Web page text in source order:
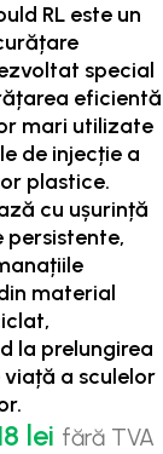
RL este un
special
eficientă
mari utilizate
de injecție a
plastice.
cu ușurință
persistente,
material
la prelungirea
a sculelor
lei fără TVA